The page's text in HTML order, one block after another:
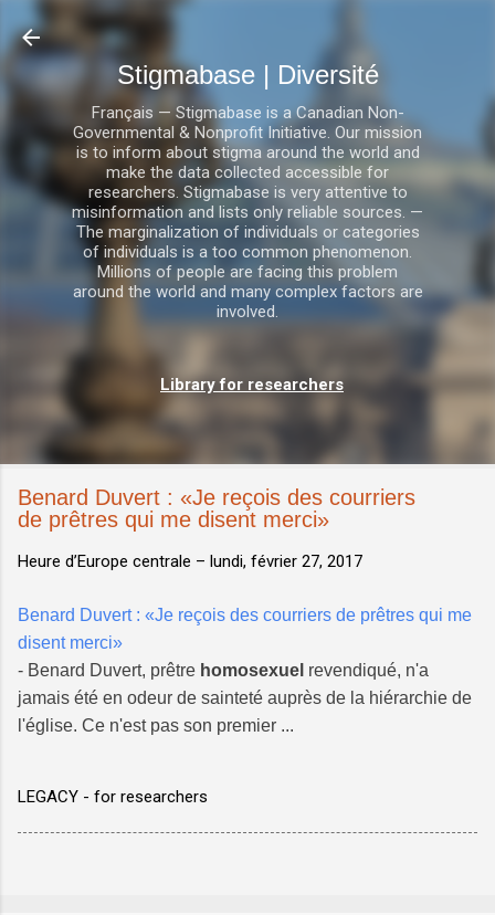
Stigmabase | Diversité
Français — Stigmabase is a Canadian Non-
Governmental & Nonprofit Initiative. Our mission
is to inform about stigma around the world and
make the data collected accessible for
researchers. Stigmabase is very attentive to
misinformation and lists only reliable sources. —
The marginalization of individuals or categories
of individuals is a too common phenomenon.
Millions of people are facing this problem
around the world and many complex factors are
involved.
Library for researchers
Benard Duvert : «Je reçois des courriers
de prêtres qui me disent merci»
Heure d’Europe centrale – lundi, février 27, 2017
Benard Duvert : «Je reçois des courriers de prêtres qui me
disent merci»
- Benard Duvert, prêtre homosexuel revendiqué, n'a
jamais été en odeur de sainteté auprès de la hiérarchie de
l'église. Ce n'est pas son premier ...
LEGACY - for researchers